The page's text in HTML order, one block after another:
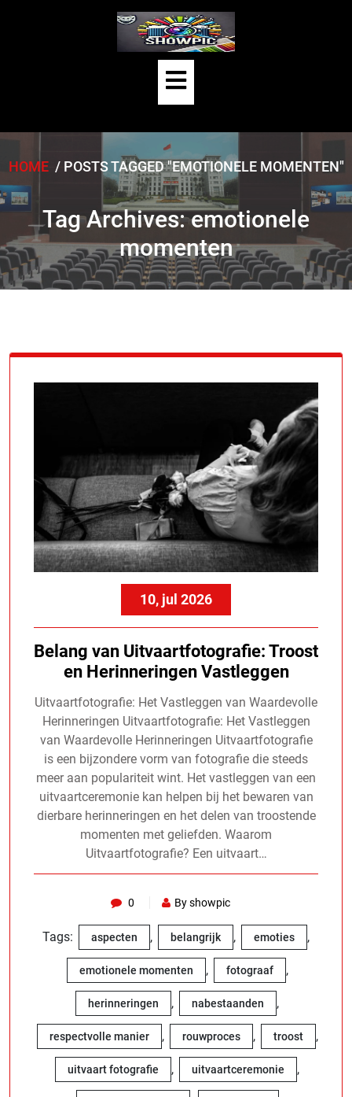
Open
Button
HOME/ POSTS TAGGED "EMOTIONELE MOMENTEN"
Tag Archives: emotionele
momenten
10, jul 2026
Belang van Uitvaartfotografie: Troost
en Herinneringen Vastleggen
Uitvaartfotografie: Het Vastleggen van Waardevolle
Herinneringen Uitvaartfotografie: Het Vastleggen
van Waardevolle Herinneringen Uitvaartfotografie
is een bijzondere vorm van fotografie die steeds
meer aan populariteit wint. Het vastleggen van een
uitvaartceremonie kan helpen bij het bewaren van
dierbare herinneringen en het delen van troostende
momenten met geliefden. Waarom
Uitvaartfotografie? Een uitvaart…
0 By showpic
Tags: aspecten , belangrijk , emoties ,
emotionele momenten , fotograaf ,
herinneringen , nabestaanden ,
respectvolle manier , rouwproces , troost ,
uitvaart fotografie , uitvaartceremonie ,